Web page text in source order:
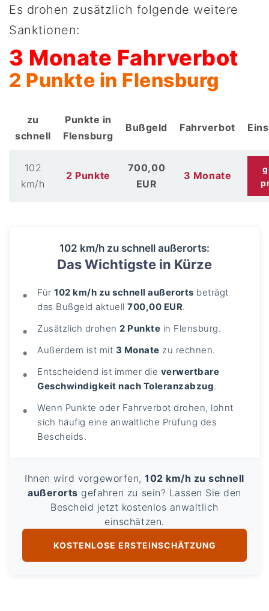
Es drohen zusätzlich folgende weitere
Sanktionen:
3 Monate Fahrverbot
2 Punkte in Flensburg
zu
schnell
Punkte in
Flensburg
Bußgeld Fahrverbot
102
km/h
2 Punkte
700,00
EUR
3 Monate
102 km/h zu schnell außerorts:
Das Wichtigste in Kürze
Für102 km/h zu schnell außerorts beträgt
das Bußgeld aktuell700,00 EUR.
Zusätzlich drohen2 Punkte in Flensburg.
Außerdem ist mit 3 Monate zu rechnen.
Entscheidend ist immer die verwertbare
Geschwindigkeit nach Toleranzabzug.
Wenn Punkte oder Fahrverbot drohen, lohnt
sich häufig eine anwaltliche Prüfung des
Bescheids.
Ihnen wird vorgeworfen,102 km/h zu schnell
außerorts gefahren zu sein? Lassen Sie den
Bescheid jetzt kostenlos anwaltlich
einschätzen.
KOSTENLOSE ERSTEINSCHÄTZUNG